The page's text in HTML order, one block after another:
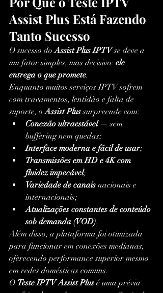
Assist Plus Está Fazendo
Tanto Sucesso
O sucesso do Assist Plus IPTV se deve a
um fator simples, mas decisivo: ele
entrega o que promete.
Enquanto muitos serviços IPTV sofrem
com travamentos, lentidão e falta de
suporte, o Assist Plus surpreende com:
Conexão ultraestável — sem
buffering nem quedas;
Interface moderna e fácil de usar;
Transmissões em HD e 4K com
fluidez impecável;
Variedade de canais nacionais e
internacionais;
Atualizações constantes de conteúdo
sob demanda (VOD).
Além disso, a plataforma foi otimizada
para funcionar em conexões medianas,
oferecendo performance superior mesmo
em redes domésticas comuns.
O Teste IPTV Assist Plus é uma prévia